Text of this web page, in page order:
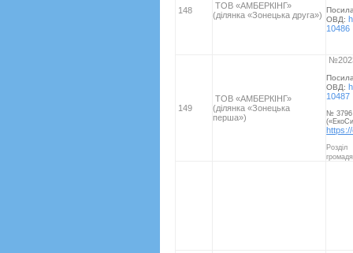
148
ТОВ «АМБЕРКІНГ»
(ділянка «Зонецька друга») ОВД:
10486
149
ТОВ «АМБЕРКІНГ»
(ділянка «Зонецька
перша»)
ОВД:
10487
№ 3796